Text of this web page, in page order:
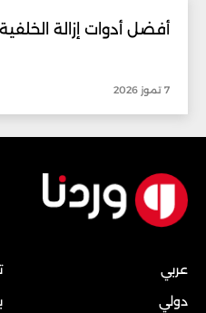
أفضل أدوات إزالة
7 تموز 2026
عربي
دولي